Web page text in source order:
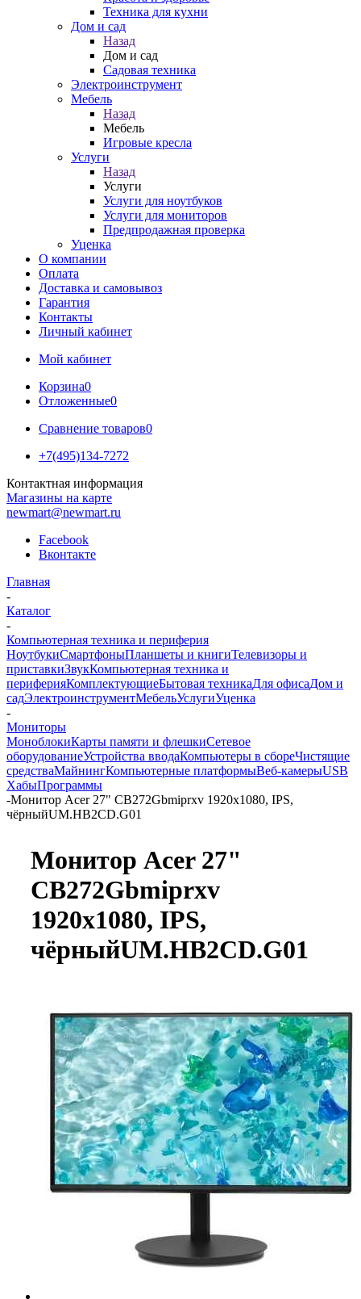
Техника для кухни
Дом и сад
Назад
Дом и сад
Садовая техника
Электроинструмент
Мебель
Назад
Мебель
Игровые кресла
Услуги
Назад
Услуги
Услуги для ноутбуков
Услуги для мониторов
Предпродажная проверка
Уценка
О компании
Оплата
Доставка и самовывоз
Гарантия
Контакты
Личный кабинет
Мой кабинет
Корзина0
Отложенные0
Сравнение товаров0
+7(495)134-7272
Контактная информация
Магазины на карте
newmart@newmart.ru
Facebook
Вконтакте
Главная
-
Каталог
-
Компьютерная техника и периферия
НоутбукиСмартфоныПланшеты и книгиТелевизоры и
приставкиЗвукКомпьютерная техника и
периферияКомплектующиеБытовая техникаДля офисаДом и
садЭлектроинструментМебельУслугиУценка
-
Мониторы
МоноблокиКарты памяти и флешкиСетевое
оборудованиеУстройства вводаКомпьютеры в сбореЧистящие
средстваМайнингКомпьютерные платформыВеб-камерыUSB
ХабыПрограммы
-Монитор Acer 27" CB272Gbmiprxv 1920x1080, IPS,
чёрныйUM.HB2CD.G01
Монитор Acer 27"
CB272Gbmiprxv
1920x1080, IPS,
чёрныйUM.HB2CD.G01